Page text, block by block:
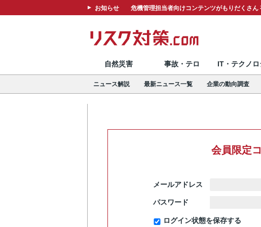
お知らせ 危機管理担当者向けコンテンツがもりだくさ
自然災害 事故・テロ IT・テクノロ
ニュース解説 最新ニュース一覧 企業の動向調査
会員限定
メールアドレス
パスワード
ログイン状態を保存する